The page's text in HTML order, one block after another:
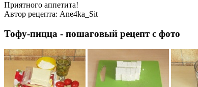
Приятного аппетита!
Автор рецепта: Ane4ka_Sit
Тофу-пицца - пошаговый рецепт с фото